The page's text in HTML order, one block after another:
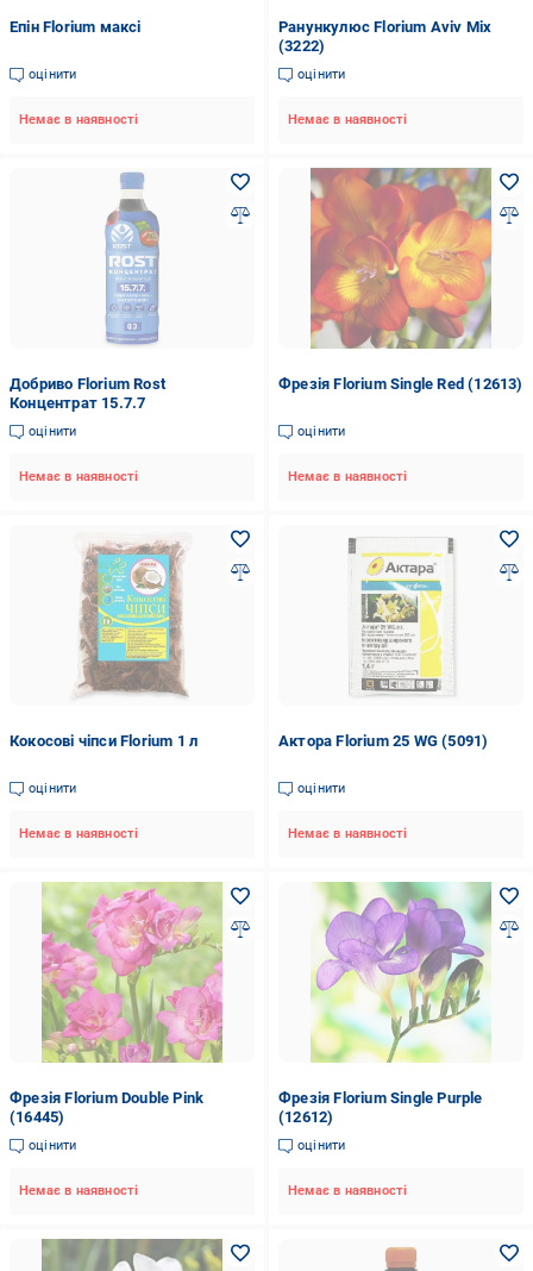
Епін Florium максі
оцінити
Немає в наявності
Ранункулюс Florium Aviv Mix
(3222)
оцінити
Немає в наявності
Добриво Florium Rost
Концентрат 15.7.7
оцінити
Немає в наявності
Фрезія Florium Single Red (12613)
оцінити
Немає в наявності
Кокосові чіпси Florium 1 л
оцінити
Немає в наявності
Актора Florium 25 WG (5091)
оцінити
Немає в наявності
Фрезія Florium Double Pink
(16445)
оцінити
Немає в наявності
Фрезія Florium Single Purple
(12612)
оцінити
Немає в наявності